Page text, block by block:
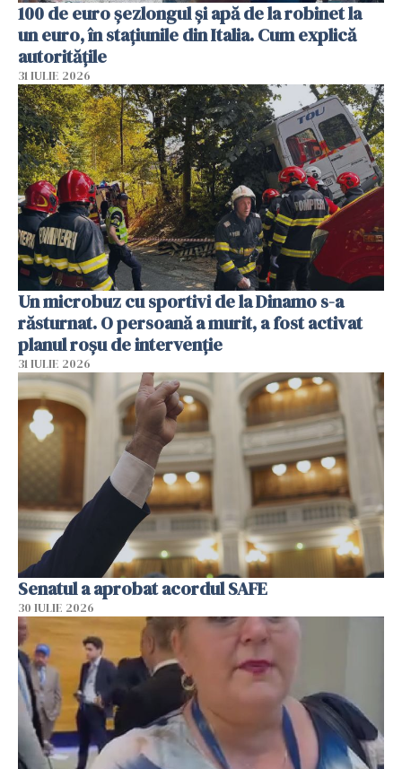
100 de euro șezlongul și apă de la robinet la
un euro, în stațiunile din Italia. Cum explică
autoritățile
31 IULIE 2026
Un microbuz cu sportivi de la Dinamo s-a
răsturnat. O persoană a murit, a fost activat
planul roșu de intervenție
31 IULIE 2026
Senatul a aprobat acordul SAFE
30 IULIE 2026